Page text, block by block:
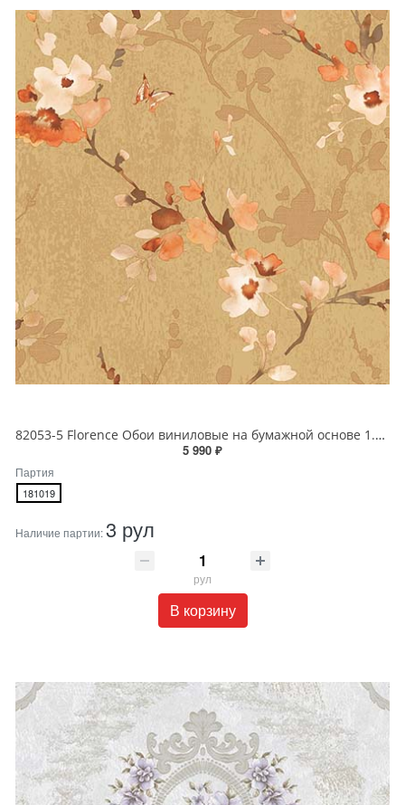
82053-5 Florence Обои виниловые на бумажной основе 1.06*15.6
5 990 ₽
Партия
181019
Наличие партии:3 рул
рул
В корзину